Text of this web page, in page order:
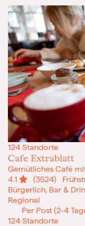
124 Standorte
Cafe Extrablatt
Gemütliches Café
4.1
(3524)
Bürgerlich, Bar &
Regional
Per Post (2-4
124 Standorte